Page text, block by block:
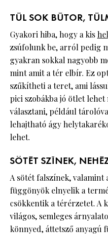
TÚL SOK BÚTOR,
Gyakori hiba, hogy a kis
zsúfolunk be, arról pedig
gyakran sokkal nagyobb
mint amit a tér elbír. Ez
szűkítheti a teret, ami
pici szobákba jó ötlet
választani, például
lehajtható ágy
lehet.
SÖTÉT SZÍNEK,
A sötét falszínek, valamint
függönyök elnyelik a
csökkentik a térérzetet. A
világos, semleges
könnyed, áttetsző anyagú